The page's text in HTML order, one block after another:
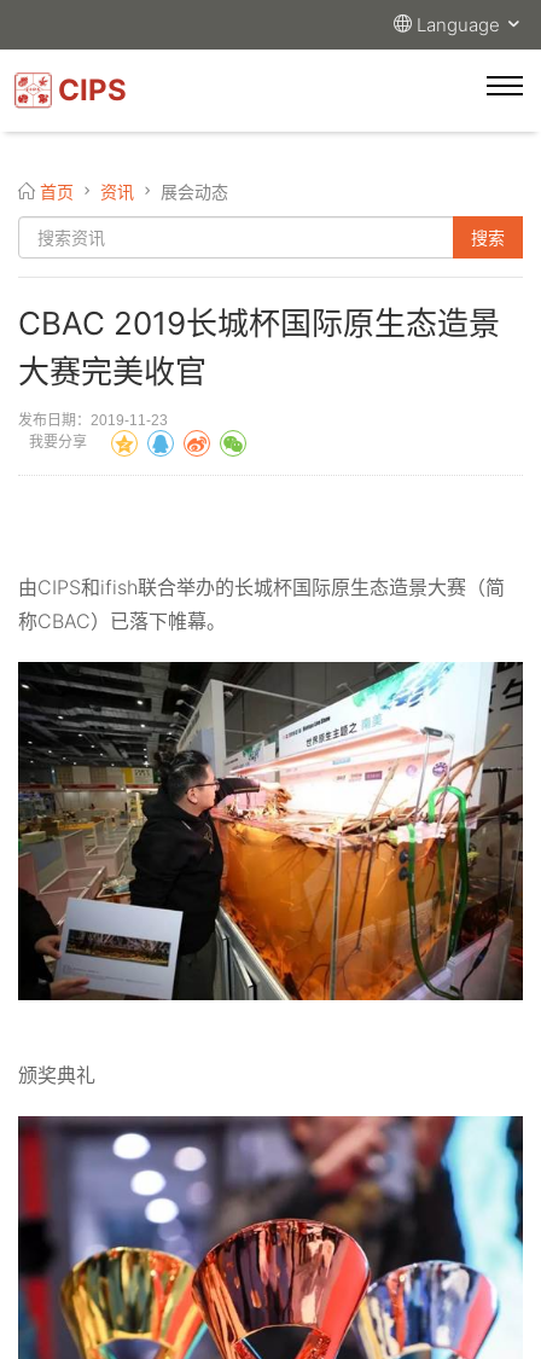
Language
CIPS
首页 资讯 展会动态
CBAC 2019长城杯国际原生态造景
大赛完美收官
发布日期：2019-11-23
我要分享
由CIPS和ifish联合举办的长城杯国际原生态造景大赛（简
称CBAC）已落下帷幕。
颁奖典礼